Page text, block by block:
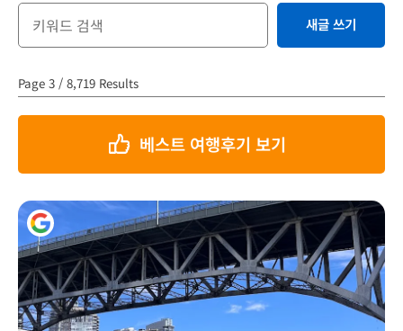
새글 쓰기
Page 3 / 8,719 Results
베스트 여행후기 보기